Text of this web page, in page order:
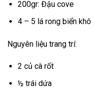
200gr: Đậu cove
4 – 5 lá rong biển khô
Nguyên liệu trang trí:
2 củ cà rốt
½ trái dứa